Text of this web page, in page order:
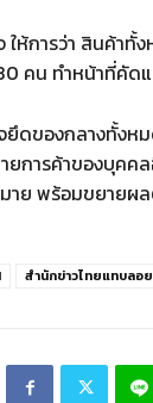
ให้การว่า สินค้า
คน ทำหน้าที่คัด
ยึดของกลางทั้งห
ยการค้าของบุคค
ย พร้อมขยายผล
สำนักข่าวไทยแทบลอ